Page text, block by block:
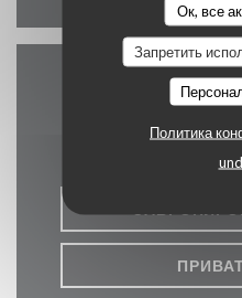
Ок, все
Запретить
Политика